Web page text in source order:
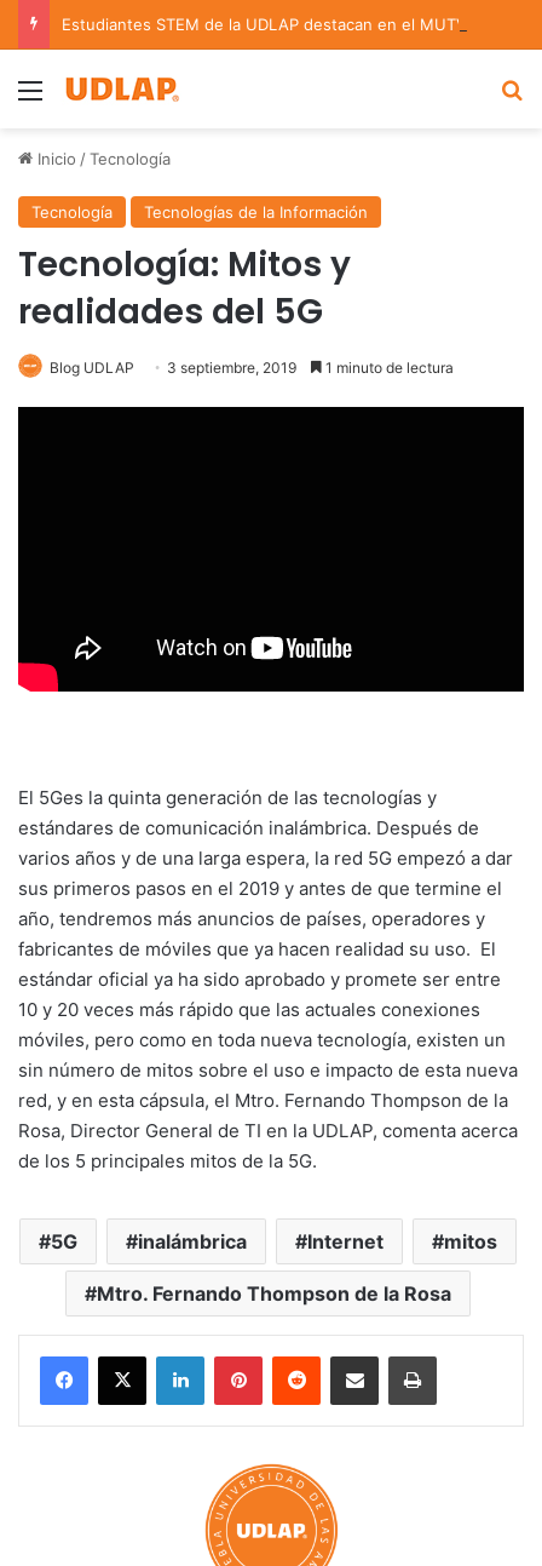
Menu
Inicio /Tecnología
Tecnología Tecnologías de la Información
Tecnología: Mitos y
realidades del 5G
Blog UDLAP 3 septiembre, 2019 1 minuto de lectura
El 5Ges la quinta generación de las tecnologías y
estándares de comunicación inalámbrica. Después de
varios años y de una larga espera, la red 5G empezó a dar
sus primeros pasos en el 2019 y antes de que termine el
año, tendremos más anuncios de países, operadores y
fabricantes de móviles que ya hacen realidad su uso. El
estándar oficial ya ha sido aprobado y promete ser entre
10 y 20 veces más rápido que las actuales conexiones
móviles, pero como en toda nueva tecnología, existen un
sin número de mitos sobre el uso e impacto de esta nueva
red, y en esta cápsula, el Mtro. Fernando Thompson de la
Rosa, Director General de TI en la UDLAP, comenta acerca
de los 5 principales mitos de la 5G.
5G inalámbrica Internet mitos
Mtro. Fernando Thompson de la Rosa
LinkedInPinterestReddit Share via Email Print